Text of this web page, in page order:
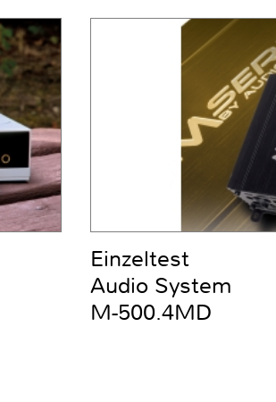
Einzeltest
Audio System
M-500.4MD